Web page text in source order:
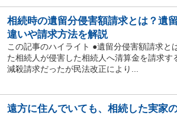
相続時の遺留分侵害額請求とは？遺
違いや請求方法を解説
この記事のハイライト ●遺留分侵害額請求と
た相続人が侵害した相続人へ清算金を請求す
減殺請求だったが民法改正により...
遠方に住んでいても、相続した実家